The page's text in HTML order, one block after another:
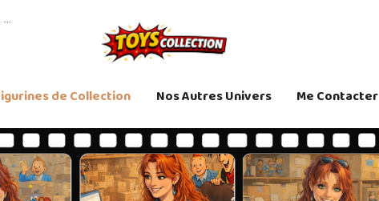
de Collection Nos Autres Univers Me Contacter